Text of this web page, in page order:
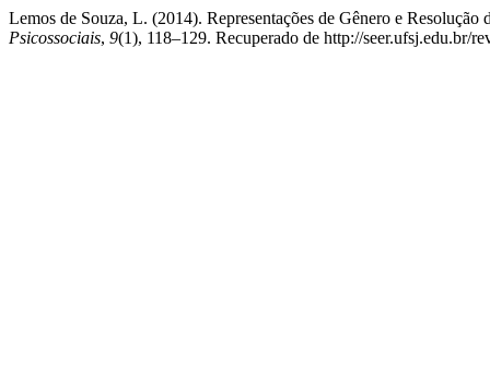
Lemos de Souza, L. (2014). Representações de Gênero e
Psicossociais, 9(1), 118–129. Recuperado de http://seer.ufsj.edu.br/